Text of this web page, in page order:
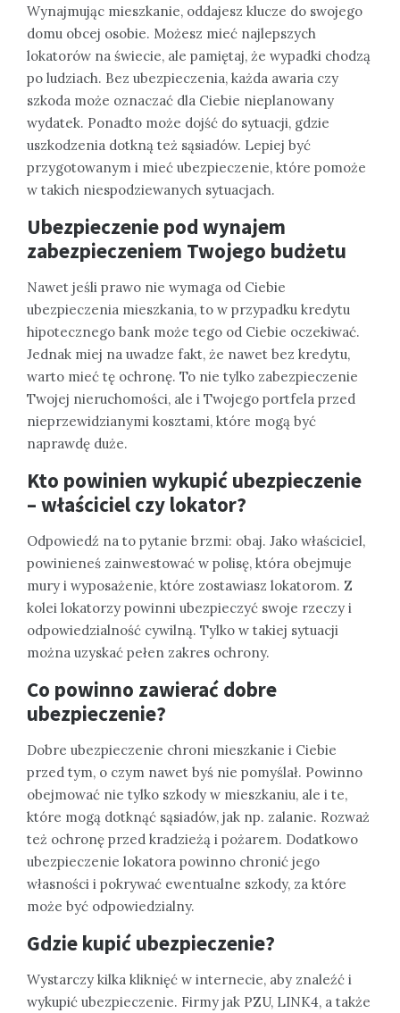
Wynajmując mieszkanie, oddajesz klucze do swojego
domu obcej osobie. Możesz mieć najlepszych
lokatorów na świecie, ale pamiętaj, że wypadki chodzą
po ludziach. Bez ubezpieczenia, każda awaria czy
szkoda może oznaczać dla Ciebie nieplanowany
wydatek. Ponadto może dojść do sytuacji, gdzie
uszkodzenia dotkną też sąsiadów. Lepiej być
przygotowanym i mieć ubezpieczenie, które pomoże
w takich niespodziewanych sytuacjach.
Ubezpieczenie pod wynajem
zabezpieczeniem Twojego budżetu
Nawet jeśli prawo nie wymaga od Ciebie
ubezpieczenia mieszkania, to w przypadku kredytu
hipotecznego bank może tego od Ciebie oczekiwać.
Jednak miej na uwadze fakt, że nawet bez kredytu,
warto mieć tę ochronę. To nie tylko zabezpieczenie
Twojej nieruchomości, ale i Twojego portfela przed
nieprzewidzianymi kosztami, które mogą być
naprawdę duże.
Kto powinien wykupić ubezpieczenie
– właściciel czy lokator?
Odpowiedź na to pytanie brzmi: obaj. Jako właściciel,
powinieneś zainwestować w polisę, która obejmuje
mury i wyposażenie, które zostawiasz lokatorom. Z
kolei lokatorzy powinni ubezpieczyć swoje rzeczy i
odpowiedzialność cywilną. Tylko w takiej sytuacji
można uzyskać pełen zakres ochrony.
Co powinno zawierać dobre
ubezpieczenie?
Dobre ubezpieczenie chroni mieszkanie i Ciebie
przed tym, o czym nawet byś nie pomyślał. Powinno
obejmować nie tylko szkody w mieszkaniu, ale i te,
które mogą dotknąć sąsiadów, jak np. zalanie. Rozważ
też ochronę przed kradzieżą i pożarem. Dodatkowo
ubezpieczenie lokatora powinno chronić jego
własności i pokrywać ewentualne szkody, za które
może być odpowiedzialny.
Gdzie kupić ubezpieczenie?
Wystarczy kilka kliknięć w internecie, aby znaleźć i
wykupić ubezpieczenie. Firmy jak PZU, LINK4, a także